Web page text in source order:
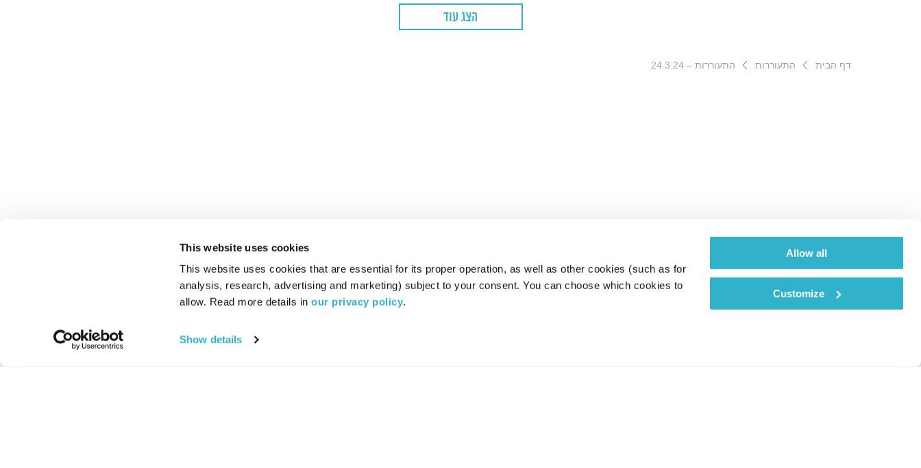
This website uses cookies
This website uses cookies that are essential for its proper operation, as well as other cookies (such as for
analysis, research, advertising and marketing) subject to your consent. You can choose which cookies to
allow. Read more details in our privacy policy.
Show details
Allow all
Customize
הצג עוד
דף הבית התעוררות התעוררות – 24.3.24